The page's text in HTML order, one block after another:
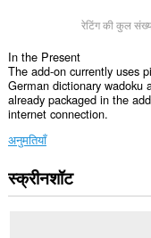
रेटिंग की कुल
In the Present
The add-on currently uses
German dictionary wadoku
already packaged in the
internet connection.
अनुमतियाँ
यह
एक्सटेंशन
स्क्रीनशॉट